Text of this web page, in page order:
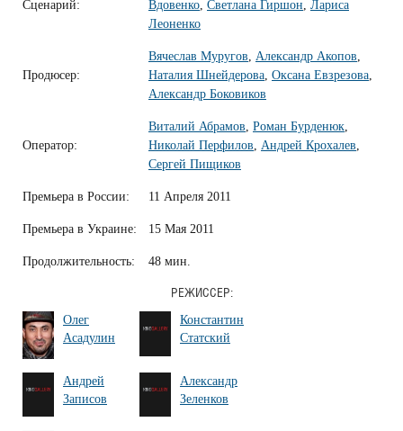
Сценарий:
Вдовенко, Светлана Гиршон, Лариса
Леоненко
Продюсер:
Вячеслав Муругов, Александр Акопов,
Наталия Шнейдерова, Оксана Евзрезова,
Александр Боковиков
Оператор:
Виталий Абрамов, Роман Бурденюк,
Николай Перфилов, Андрей Крохалев,
Сергей Пищиков
Премьера в России: 11 Апреля 2011
Премьера в Украине: 15 Мая 2011
Продолжительность: 48 мин.
РЕЖИССЕР:
Олег
Асадулин
Константин
Статский
Андрей
Записов
Александр
Зеленков